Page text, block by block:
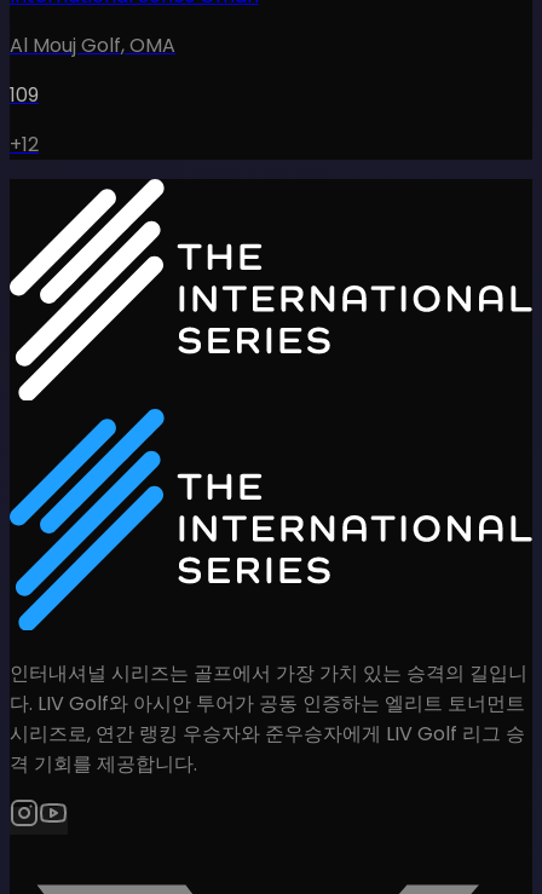
Al Mouj Golf,OMA
109
+12
인터내셔널 시리즈는 골프에서 가장 가치 있는 승격의 길입니
다. LIV Golf와 아시안 투어가 공동 인증하는 엘리트 토너먼트
시리즈로, 연간 랭킹 우승자와 준우승자에게 LIV Golf 리그 승
격 기회를 제공합니다.